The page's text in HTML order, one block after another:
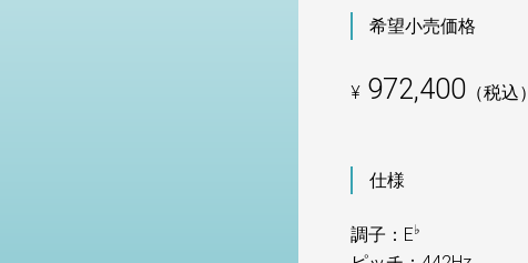
希望小売価格
¥ 972,400（税込）
仕様
調子：E♭